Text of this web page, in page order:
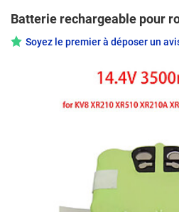
Batterie rechargeable pour
Soyez le premier à déposer un